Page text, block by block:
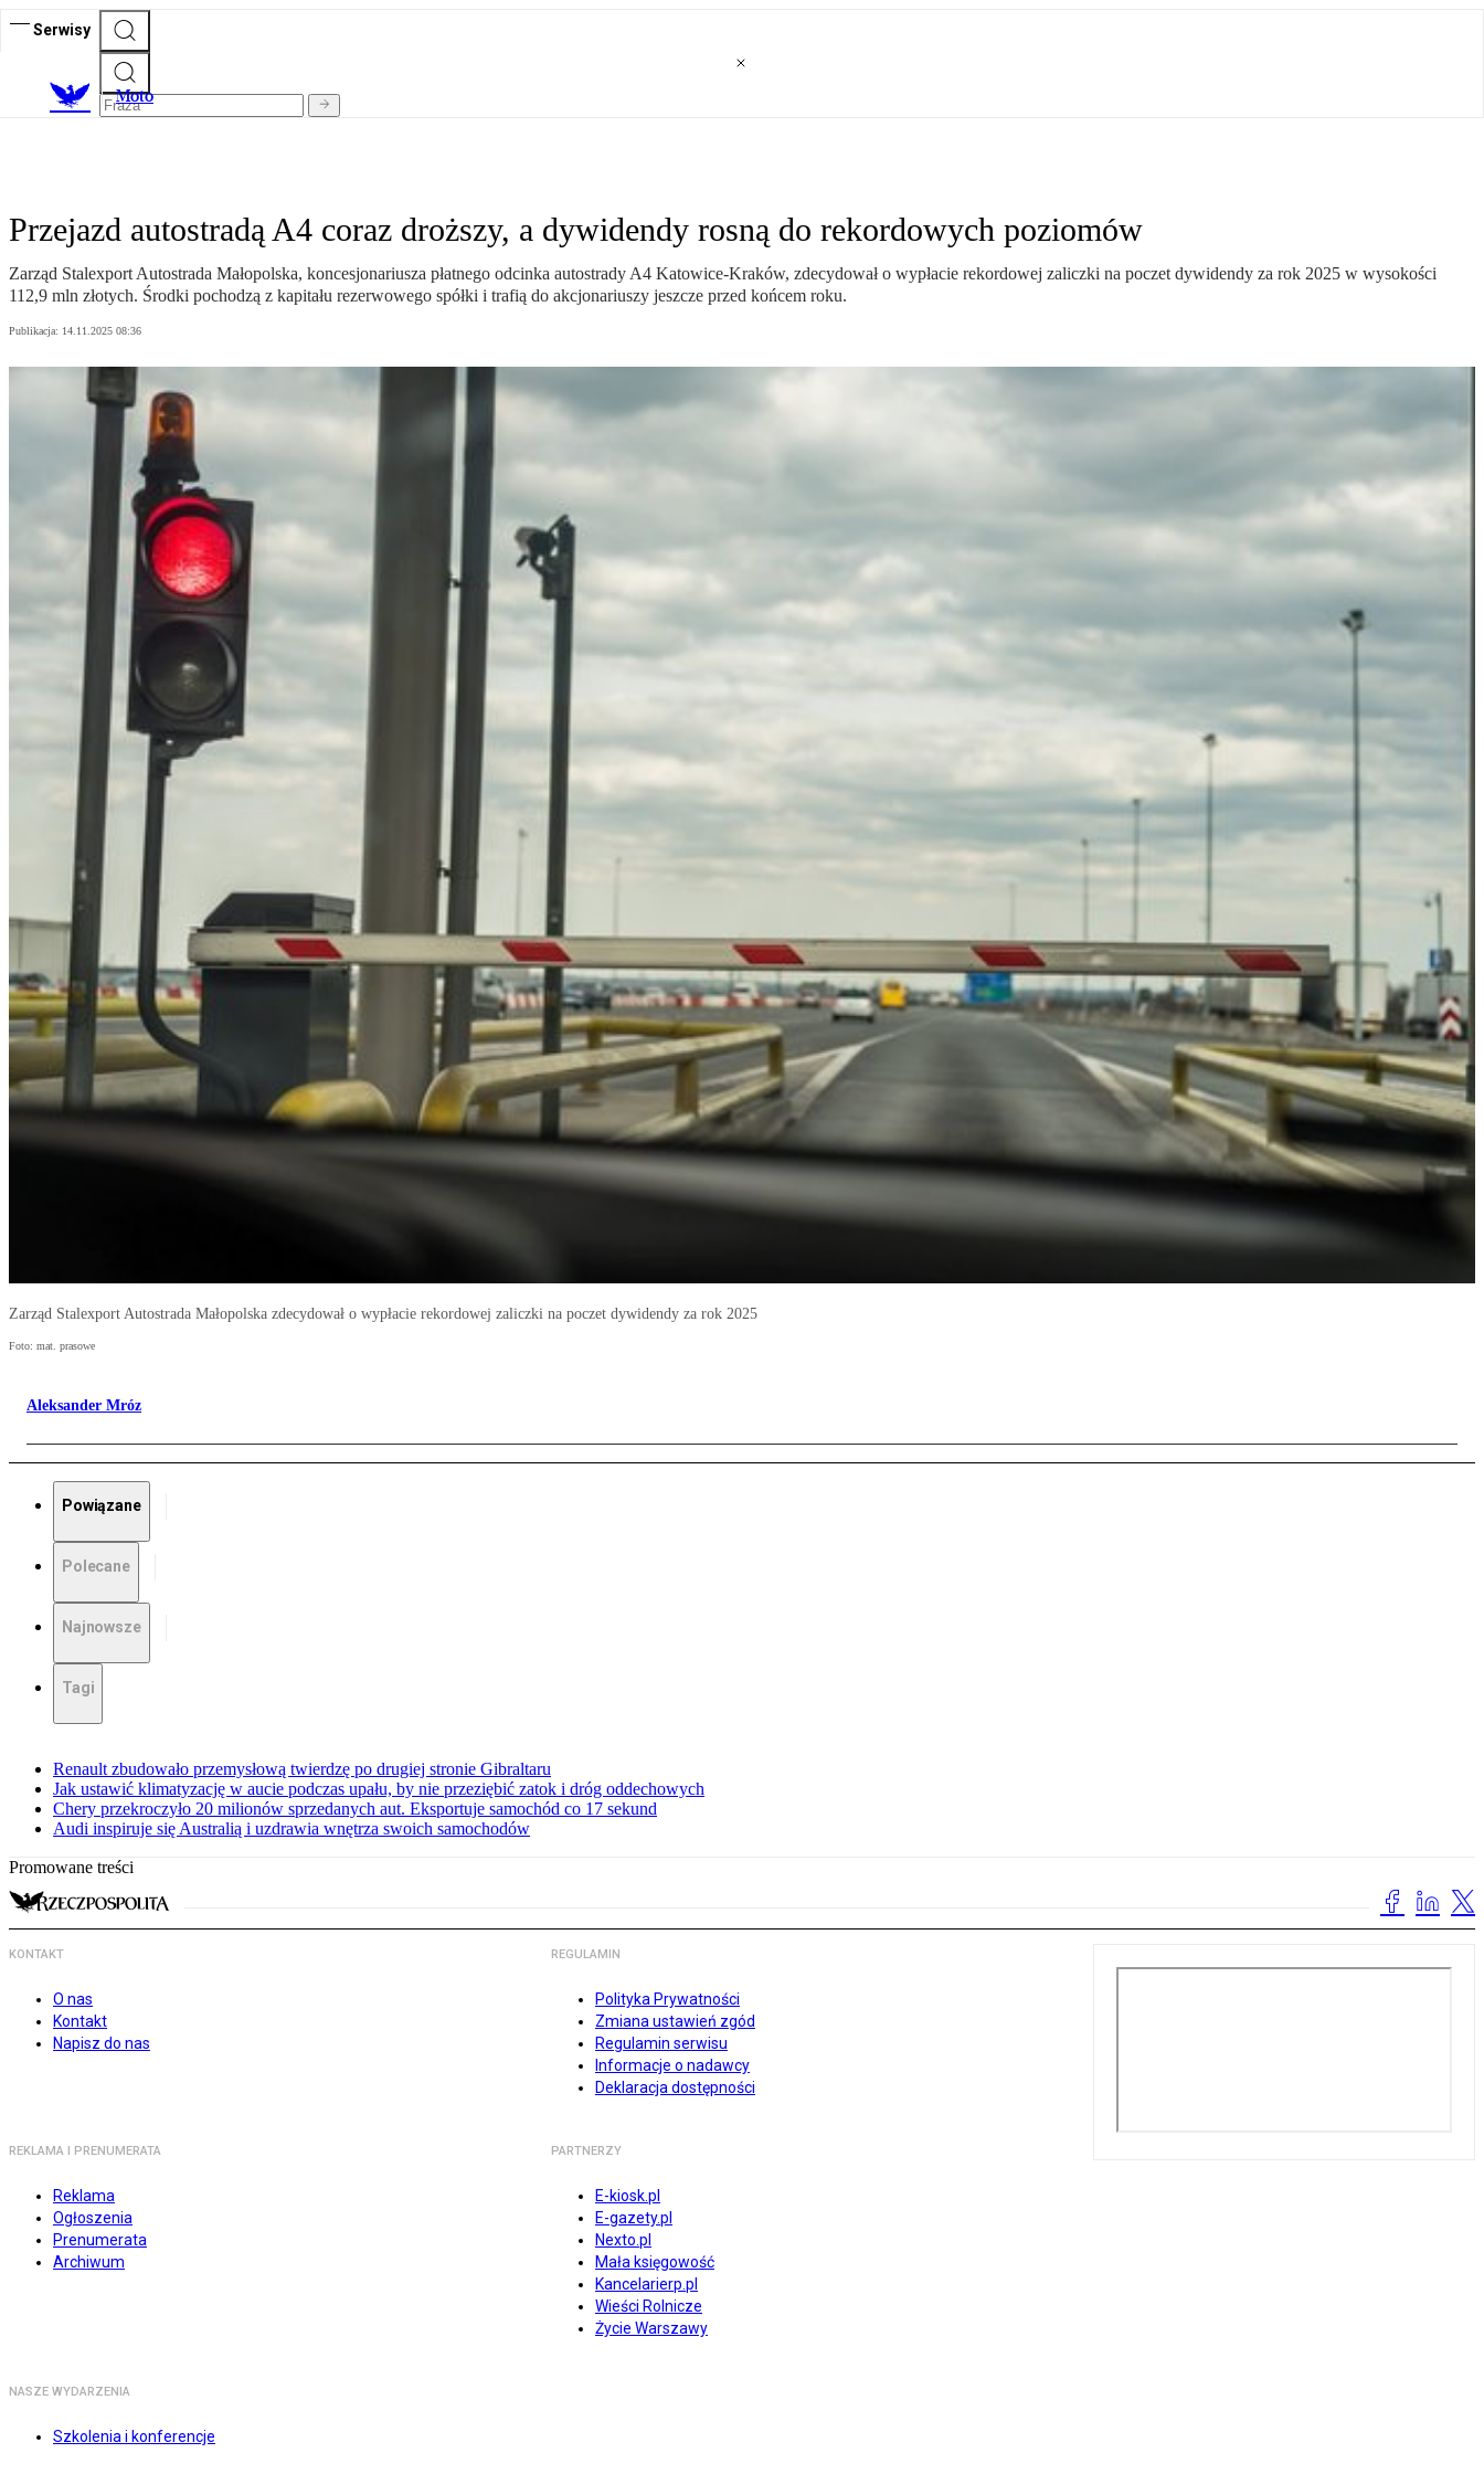
Serwisy
Moto
Przejazd autostradą A4 coraz droższy, a dywidendy rosną do rekordowych poziomów
Zarząd Stalexport Autostrada Małopolska, koncesjonariusza płatnego odcinka autostrady A4 Katowice-Kraków, zdecydował o wypłacie rekordowej zaliczki na poczet dywidendy za rok 2025 w wysokości
112,9 mln złotych. Środki pochodzą z kapitału rezerwowego spółki i trafią do akcjonariuszy jeszcze przed końcem roku.
Publikacja: 14.11.2025 08:36
Zarząd Stalexport Autostrada Małopolska zdecydował o wypłacie rekordowej zaliczki na poczet dywidendy za rok 2025
Foto: mat. prasowe
Aleksander Mróz
Powiązane
Polecane
Najnowsze
Tagi
Renault zbudowało przemysłową twierdzę po drugiej stronie Gibraltaru
Jak ustawić klimatyzację w aucie podczas upału, by nie przeziębić zatok i dróg oddechowych
Chery przekroczyło 20 milionów sprzedanych aut. Eksportuje samochód co 17 sekund
Audi inspiruje się Australią i uzdrawia wnętrza swoich samochodów
Promowane treści
KONTAKT
O nas
Kontakt
Napisz do nas
REGULAMIN
Polityka Prywatności
Zmiana ustawień zgód
Regulamin serwisu
Informacje o nadawcy
Deklaracja dostępności
REKLAMA I PRENUMERATA
Reklama
Ogłoszenia
Prenumerata
Archiwum
PARTNERZY
E-kiosk.pl
E-gazety.pl
Nexto.pl
Mała księgowość
Kancelarierp.pl
Wieści Rolnicze
Życie Warszawy
NASZE WYDARZENIA
Szkolenia i konferencje